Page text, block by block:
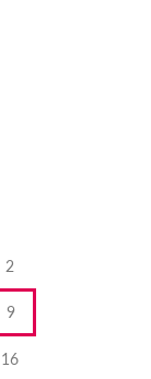
2
9
16